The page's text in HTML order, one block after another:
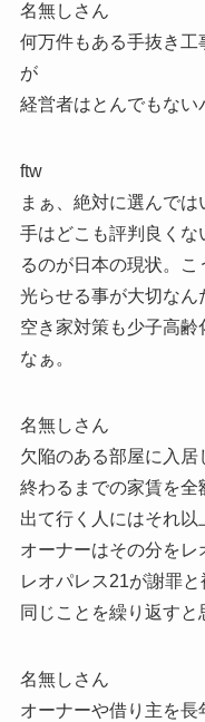
名無しさん
何万件もある手抜き工
が
経営者はとんでもない
ftw
まぁ、絶対に選んで
手はどこも評判良くな
るのが日本の現状。
光らせる事が大切なん
空き家対策も少子高
なぁ。
名無しさん
欠陥のある部屋に入
終わるまでの家賃を全
出て行く人にはそれ以
オーナーはその分をレ
レオパレス21が謝罪
同じことを繰り返すと
名無しさん
オーナーや借り主を長